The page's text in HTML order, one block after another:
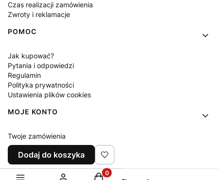
Czas realizacji zamówienia
Zwroty i reklamacje
POMOC
Jak kupować?
Pytania i odpowiedzi
Regulamin
Polityka prywatności
Ustawienia plików cookies
MOJE KONTO
Twoje zamówienia
Ustawienia konta
Ulubione
Dodaj do koszyka
Produkty w koszyku: 0. Zobacz